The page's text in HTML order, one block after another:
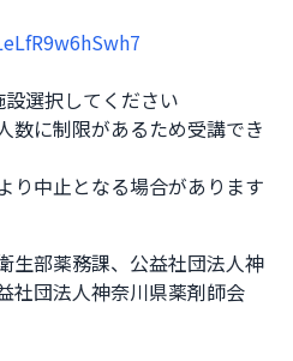
選択してください
に制限があるため受講でき
り中止となる場合があります
生部薬務課、公益社団法人神
社団法人神奈川県薬剤師会